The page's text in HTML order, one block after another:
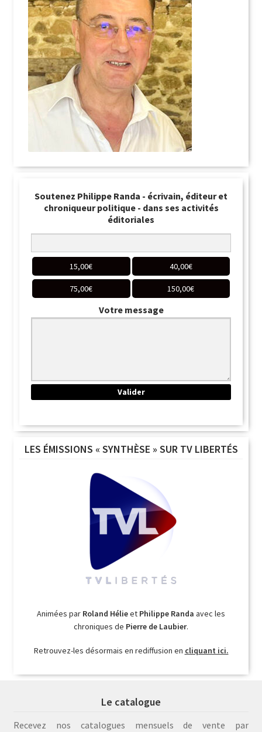
Soutenez Philippe Randa - écrivain, éditeur et
chroniqueur politique - dans ses activités
éditoriales
15,00€ 40,00€
75,00€ 150,00€
Votre message
LES ÉMISSIONS « SYNTHÈSE » SUR TV LIBERTÉS
Animées par Roland Hélieet Philippe Randa avec les
chroniques de Pierre de Laubier.
Retrouvez-les désormais en rediffusion en cliquant ici.
Le catalogue
Recevez nos catalogues mensuels de vente par